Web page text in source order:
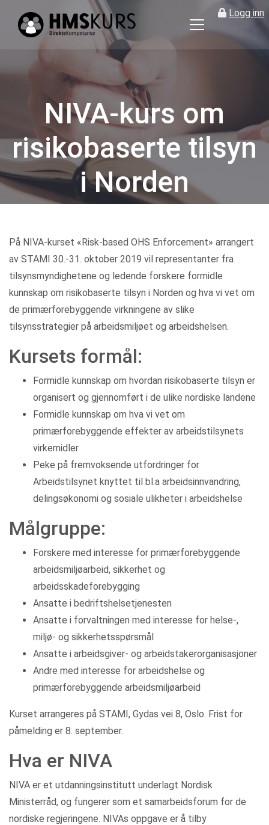
Logg inn
for
ledere
og
verneombud
NIVA-kurs om
risikobaserte tilsyn
i Norden
På NIVA-kurset «Risk-based OHS Enforcement» arrangert
av STAMI 30.-31. oktober 2019 vil representanter fra
tilsynsmyndighetene og ledende forskere formidle
kunnskap om risikobaserte tilsyn i Norden og hva vi vet om
de primærforebyggende virkningene av slike
tilsynsstrategier på arbeidsmiljøet og arbeidshelsen.
Kursets formål:
Formidle kunnskap om hvordan risikobaserte tilsyn er
organisert og gjennomført i de ulike nordiske landene
Formidle kunnskap om hva vi vet om
primærforebyggende effekter av arbeidstilsynets
virkemidler
Peke på fremvoksende utfordringer for
Arbeidstilsynet knyttet til bl.a arbeidsinnvandring,
delingsøkonomi og sosiale ulikheter i arbeidshelse
Målgruppe:
Forskere med interesse for primærforebyggende
arbeidsmiljøarbeid, sikkerhet og
arbeidsskadeforebygging
Ansatte i bedriftshelsetjenesten
Ansatte i forvaltningen med interesse for helse-,
miljø- og sikkerhetsspørsmål
Ansatte i arbeidsgiver- og arbeidstakerorganisasjoner
Andre med interesse for arbeidshelse og
primærforebyggende arbeidsmiljøarbeid
Kurset arrangeres på STAMI, Gydas vei 8, Oslo. Frist for
påmelding er 8. september.
Hva er NIVA
NIVA er et utdanningsinstitutt underlagt Nordisk
Ministerråd, og fungerer som et samarbeidsforum for de
nordiske regjeringene. NIVAs oppgave er å tilby